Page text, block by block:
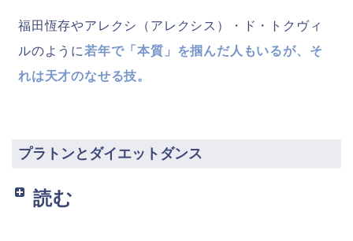
福田恆存やアレクシ（アレクシス）・ド・トクヴィ
ルのように若年で「本質」を掴んだ人もいるが、そ
れは天才のなせる技。
プラトンとダイエットダンス
読む